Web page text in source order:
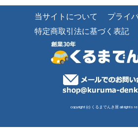
当サイトについて
プライ
特定商取引法に基づく表記
copyright (c) くるまでんき屋 all rights